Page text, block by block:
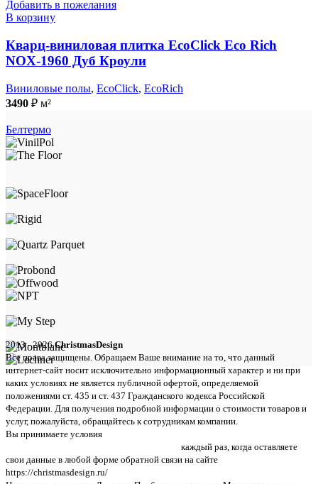
Добавить в пожелания
В корзину
Кварц-виниловая плитка EcoClick Eco Rich
NOX-1960 Дуб Кроули
Виниловые полы, EcoClick, EcoRich
3490 ₽ м²
Белтермо
2013 - 2026ChristmasDesign
Все права защищены. Обращаем Ваше внимание на то, что данный
интернет-сайт носит исключительно информационный характер и ни при
каких условиях не является публичной офертой, определяемой
положениями ст. 435 и ст. 437 Гражданского кодекса Российской
Федерации. Для получения подробной информации о стоимости товаров и
услуг, пожалуйста, обращайтесь к сотрудникам компании.
Вы принимаете условия
каждый раз, когда оставляете
свои данные в любой форме обратной связи на сайте
https://christmasdesign.ru/